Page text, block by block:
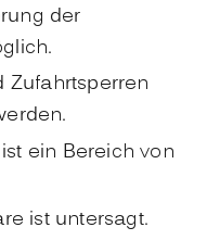
der
Zufahrtsperren
ein Bereich von
ist untersagt.